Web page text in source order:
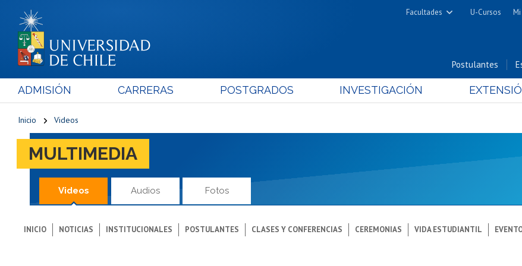
Facultades
Cs. Físicas y Matemáticas
Cs. Químicas y Farmacéuticas
Nutrición y Tecnología de
Alimentos
U-Cursos
Postulantes
ADMISIÓN CARRERAS POSTGRADOS INVESTIGACIÓN
Inicio Videos
MULTIMEDIA
Videos Audios Fotos
INICIO NOTICIAS INSTITUCIONALES POSTULANTES CLASES Y CONFERENCIAS CEREMONIAS VIDA ESTUDIANTIL